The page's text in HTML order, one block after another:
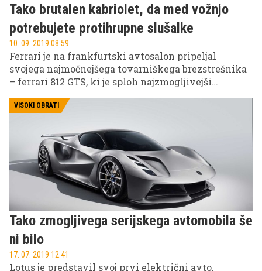
Tako brutalen kabriolet, da med vožnjo
potrebujete protihrupne slušalke
10. 09. 2019 08.59
Ferrari je na frankfurtski avtosalon pripeljal
svojega najmočnejšega tovarniškega brezstrešnika
– ferrari 812 GTS, ki je sploh najzmogljivejši
VISOKI OBRATI
Tako zmogljivega serijskega avtomobila še
ni bilo
17. 07. 2019 12.41
Lotus je predstavil svoj prvi električni avto.